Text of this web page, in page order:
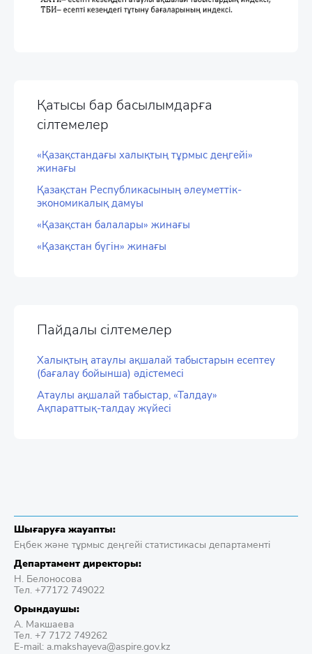
Қатысы бар басылымдарға
сілтемелер
«Қазақстандағы халықтың тұрмыс деңгейі»
жинағы
Қазақстан Республикасының әлеуметтік-
экономикалық дамуы
«Қазақстан балалары» жинағы
«Қазақстан бүгін» жинағы
Пайдалы сілтемелер
Халықтың атаулы ақшалай табыстарын есептеу
(бағалау бойынша) әдістемесі
Атаулы ақшалай табыстар, «Талдау»
Ақпараттық-талдау жүйесі
Шығаруға жауапты:
Еңбек және тұрмыс деңгейі статистикасы департаменті
Департамент директоры:
Н. Белоносова
Тел. +77172 749022
Орындаушы:
А. Макшаева
Тел. +7 7172 749262
E-mail: a.makshayeva@aspire.gov.kz